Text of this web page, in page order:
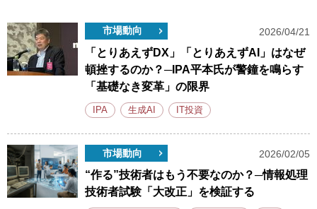
市場動向 2026/04/21
「とりあえずDX」「とりあえずAI」はなぜ
頓挫するのか？─IPA平本氏が警鐘を鳴らす
「基礎なき変革」の限界
IPA 生成AI IT投資
市場動向 2026/02/05
“作る”技術者はもう不要なのか？─情報処理
技術者試験「大改正」を検証する